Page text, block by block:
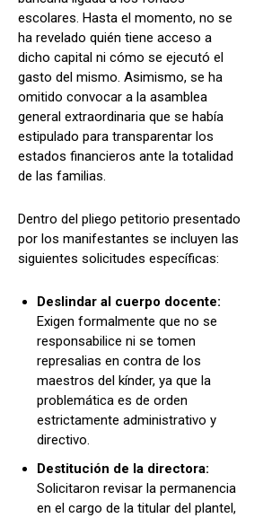
escolares. Hasta el momento, no se
ha revelado quién tiene acceso a
dicho capital ni cómo se ejecutó el
gasto del mismo. Asimismo, se ha
omitido convocar a la asamblea
general extraordinaria que se había
estipulado para transparentar los
estados financieros ante la totalidad
de las familias.
Dentro del pliego petitorio presentado
por los manifestantes se incluyen las
siguientes solicitudes específicas:
Deslindar al cuerpo docente:
Exigen formalmente que no se
responsabilice ni se tomen
represalias en contra de los
maestros del kínder, ya que la
problemática es de orden
estrictamente administrativo y
directivo.
Destitución de la directora:
Solicitaron revisar la permanencia
en el cargo de la titular del plantel,